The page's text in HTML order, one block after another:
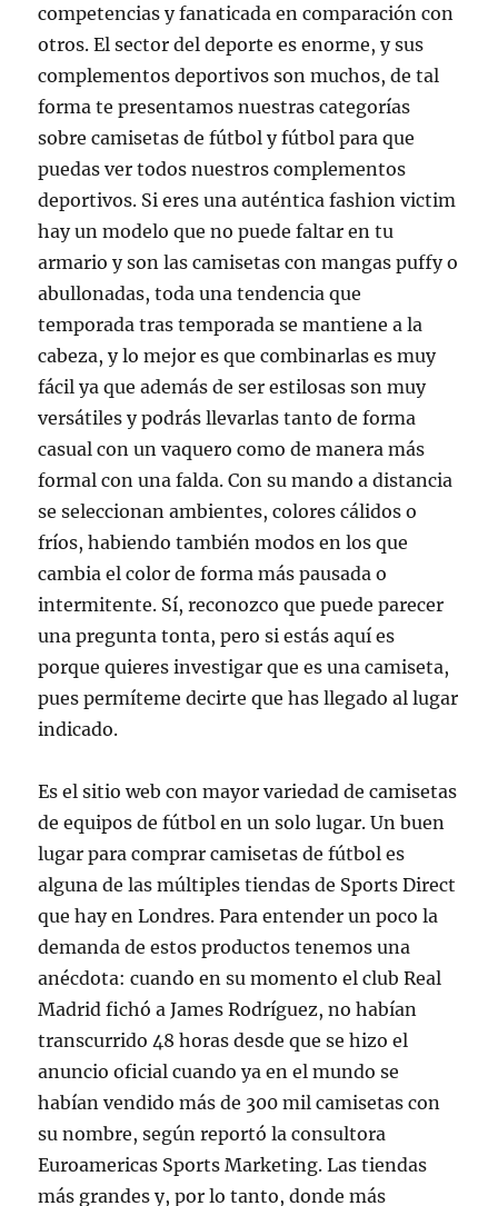
competencias y fanaticada en comparación con
otros. El sector del deporte es enorme, y sus
complementos deportivos son muchos, de tal
forma te presentamos nuestras categorías
sobre camisetas de fútbol y fútbol para que
puedas ver todos nuestros complementos
deportivos. Si eres una auténtica fashion victim
hay un modelo que no puede faltar en tu
armario y son las camisetas con mangas puffy o
abullonadas, toda una tendencia que
temporada tras temporada se mantiene a la
cabeza, y lo mejor es que combinarlas es muy
fácil ya que además de ser estilosas son muy
versátiles y podrás llevarlas tanto de forma
casual con un vaquero como de manera más
formal con una falda. Con su mando a distancia
se seleccionan ambientes, colores cálidos o
fríos, habiendo también modos en los que
cambia el color de forma más pausada o
intermitente. Sí, reconozco que puede parecer
una pregunta tonta, pero si estás aquí es
porque quieres investigar que es una camiseta,
pues permíteme decirte que has llegado al lugar
indicado.
Es el sitio web con mayor variedad de camisetas
de equipos de fútbol en un solo lugar. Un buen
lugar para comprar camisetas de fútbol es
alguna de las múltiples tiendas de Sports Direct
que hay en Londres. Para entender un poco la
demanda de estos productos tenemos una
anécdota: cuando en su momento el club Real
Madrid fichó a James Rodríguez, no habían
transcurrido 48 horas desde que se hizo el
anuncio oficial cuando ya en el mundo se
habían vendido más de 300 mil camisetas con
su nombre, según reportó la consultora
Euroamericas Sports Marketing. Las tiendas
más grandes y, por lo tanto, donde más